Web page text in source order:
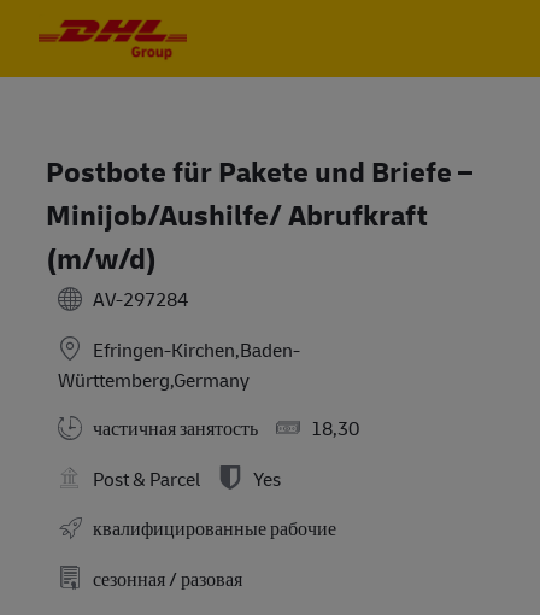
Postbote für Pakete und Briefe –
Minijob/Aushilfe/ Abrufkraft
(m/w/d)
AV-297284
Efringen-Kirchen,Baden-
Württemberg,Germany
частичная занятость
18,30
Post & Parcel
Yes
квалифицированные рабочие
сезонная / разовая